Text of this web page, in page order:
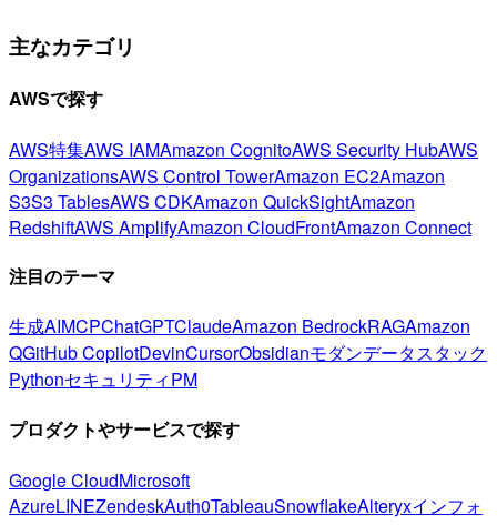
主なカテゴリ
AWSで探す
AWS特集AWS IAMAmazon CognitoAWS Security HubAWS
OrganizationsAWS Control TowerAmazon EC2Amazon
S3S3 TablesAWS CDKAmazon QuickSightAmazon
RedshiftAWS AmplifyAmazon CloudFrontAmazon Connect
注目のテーマ
生成AIMCPChatGPTClaudeAmazon BedrockRAGAmazon
QGitHub CopilotDevinCursorObsidianモダンデータスタック
PythonセキュリティPM
プロダクトやサービスで探す
Google CloudMicrosoft
AzureLINEZendeskAuth0TableauSnowflakeAlteryxインフォ